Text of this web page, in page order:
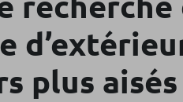
plus aisés